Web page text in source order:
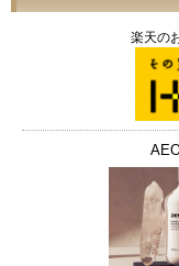
楽天の